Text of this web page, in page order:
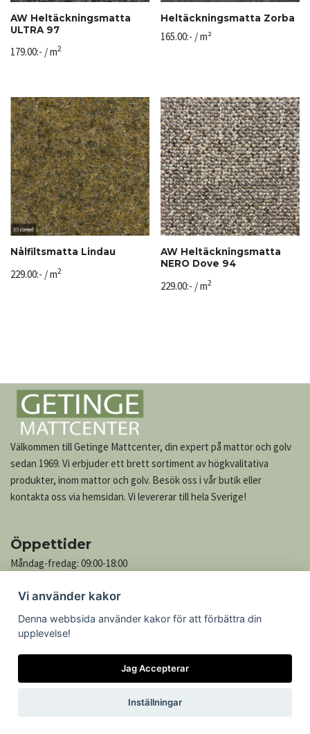
AW Heltäckningsmatta
ULTRA 97
179.00:- / m2
Heltäckningsmatta Zorba
165.00:- / m²
Nålfiltsmatta Lindau
229.00:- / m2
AW Heltäckningsmatta
NERO Dove 94
229.00:- / m2
Välkommen till Getinge Mattcenter, din expert på mattor och golv
sedan 1969. Vi erbjuder ett brett sortiment av högkvalitativa
produkter, inom mattor och golv. Besök oss i vår butik eller
kontakta oss via hemsidan. Vi levererar till hela Sverige!
Öppettider
Måndag-fredag: 09:00-18:00
Söndag: Stängt
Kontakta oss
Vi använder kakor
Denna webbsida använder kakor för att förbättra din
upplevelse!
Jag Accepterar
Inställningar